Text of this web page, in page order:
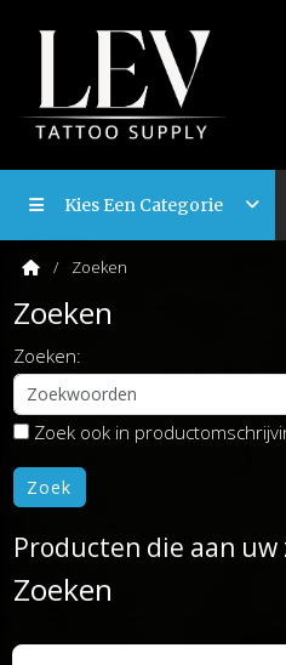
Kies Een Categorie
Zoeken
Zoeken
Zoeken:
Zoek ook in
Producten die aan
Zoeken